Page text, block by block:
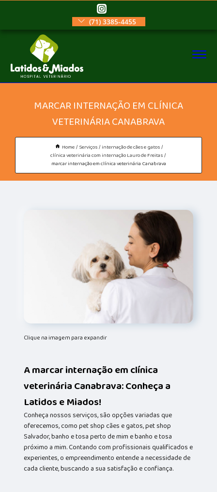
(71) 3385-4455
MARCAR INTERNAÇÃO EM CLÍNICA
VETERINÁRIA CANABRAVA
Home Serviços
internação de cães e gatos
clínica veterinária com internação Lauro de Freitas
marcar internação em clínica veterinária Canabrava
Clique na imagem para expandir
A marcar internação em clínica
veterinária Canabrava: Conheça a
Latidos e Miados!
Conheça nossos serviços, são opções variadas que
oferecemos, como pet shop cães e gatos, pet shop
Salvador, banho e tosa perto de mim e banho e tosa
próximo a mim. Contando com profissionais qualificados e
experientes, o empreendimento entende a necessidade de
cada cliente, buscando a sua satisfação e confiança.